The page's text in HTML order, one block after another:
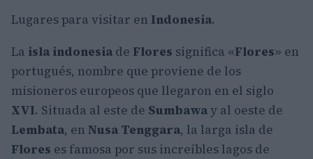
Lugares para visitar en Indonesia.
La isla indonesia de Flores significa «Flores» en
portugués, nombre que proviene de los
misioneros europeos que llegaron en el siglo
XVI. Situada al este de Sumbaway al oeste de
Lembata, en Nusa Tenggara, la larga isla de
Flores es famosa por sus increíbles lagos de